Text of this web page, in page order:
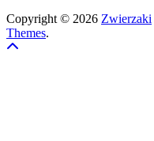
Copyright © 2026 Zwierzaki
Themes.